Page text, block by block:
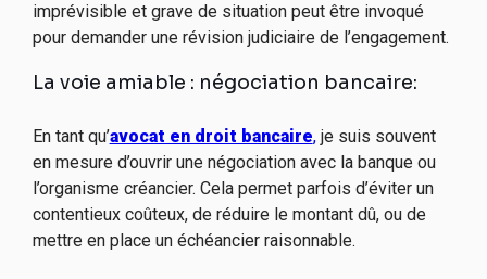
imprévisible et grave de situation peut être invoqué
pour demander une révision judiciaire de l’engagement.
La voie amiable : négociation bancaire:
En tant qu’avocat en droit bancaire,je suis souvent
en mesure d’ouvrir une négociation avec la banque ou
l’organisme créancier. Cela permet parfois d’éviter un
contentieux coûteux, de réduire le montant dû, ou de
mettre en place un échéancier raisonnable.